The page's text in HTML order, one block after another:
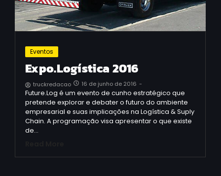
Eventos
Expo.Logística 2016
truckredacao 16 de junho de 2016 -
Future.Log é um evento de cunho estratégico que
pretende explorar e debater o futuro do ambiente
empresarial e suas implicações na Logística & Suply
Chain. A programação visa apresentar o que existe
de…